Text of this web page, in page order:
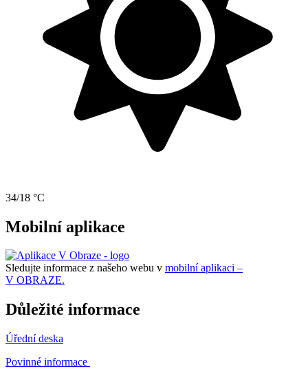
34/18 °C
Mobilní aplikace
Sledujte informace z našeho webu v mobilní aplikaci –
V OBRAZE.
Důležité informace
Úřední deska
Povinné informace